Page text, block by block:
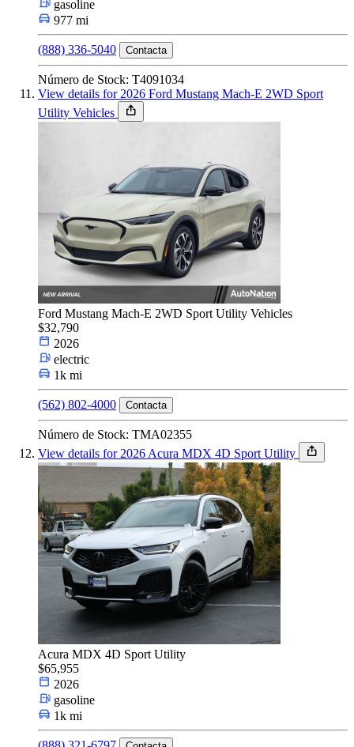
gasoline
977 mi
(888) 336-5040 Contacta
Número de Stock: T4091034
View details for 2026 Ford Mustang Mach-E 2WD Sport
Utility Vehicles
Ford Mustang Mach-E 2WD Sport Utility Vehicles
$32,790
2026
electric
1k mi
(562) 802-4000 Contacta
Número de Stock: TMA02355
View details for 2026 Acura MDX 4D Sport Utility
Acura MDX 4D Sport Utility
$65,955
2026
gasoline
1k mi